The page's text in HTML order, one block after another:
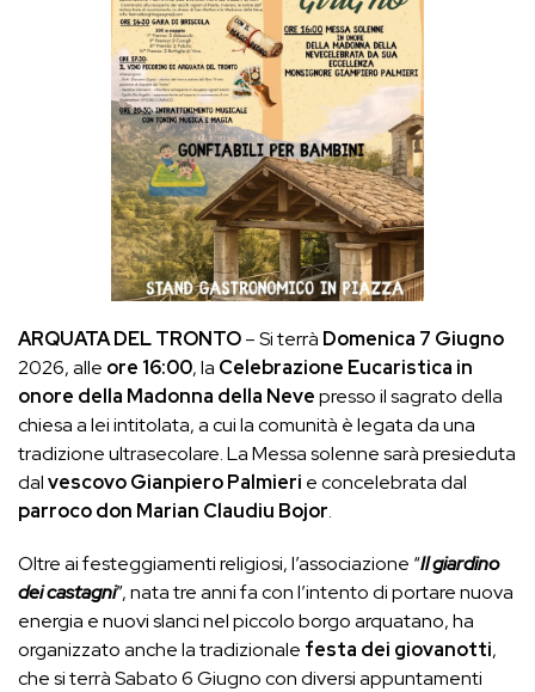
ARQUATA DEL TRONTO– Si terrà Domenica 7 Giugno
2026, alle ore 16:00, la Celebrazione Eucaristica in
onore della Madonna della Nevepresso il sagrato della
chiesa a lei intitolata, a cui la comunità è legata da una
tradizione ultrasecolare. La Messa solenne sarà presieduta
dalvescovo Gianpiero Palmieri e concelebrata dal
parroco don Marian Claudiu Bojor.
Oltre ai festeggiamenti religiosi, l’associazione “Il giardino
dei castagni”, nata tre anni fa con l’intento di portare nuova
energia e nuovi slanci nel piccolo borgo arquatano, ha
organizzato anche la tradizionale festa dei giovanotti,
che si terrà Sabato 6 Giugno con diversi appuntamenti